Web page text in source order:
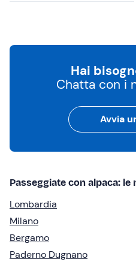
Hai
Chatta con i
Avvia
Passeggiate con alpaca:
Lombardia
Milano
Bergamo
Paderno Dugnano